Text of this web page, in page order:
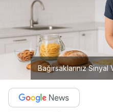
Bağırsaklarınız